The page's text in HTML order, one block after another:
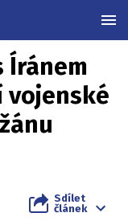
Íránem
Sdílet
článek